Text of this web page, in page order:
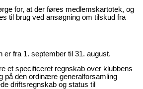
for, at der føres medlemskartotek, og
til brug ved ansøgning om tilskud fra
er fra 1. september til 31. august.
et specificeret regnskab over klubbens
på den ordinære generalforsamling
driftsregnskab og status til